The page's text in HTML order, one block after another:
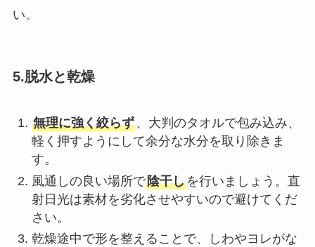
い。
5.脱水と乾燥
無理に強く絞らず、大判のタオルで包み込み、
軽く押すようにして余分な水分を取り除きま
す。
風通しの良い場所で陰干しを行いましょう。直
射日光は素材を劣化させやすいので避けてくだ
さい。
乾燥途中で形を整えることで、しわやヨレがな